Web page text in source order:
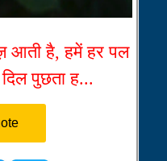
आती है, हमें हर पल
पुछता ह...